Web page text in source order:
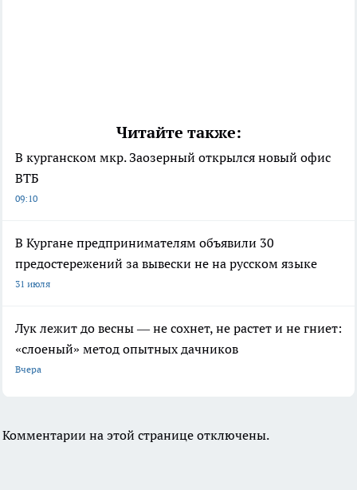
Читайте также:
В курганском мкр. Заозерный открылся новый офис
ВТБ
09:10
В Кургане предпринимателям объявили 30
предостережений за вывески не на русском языке
31 июля
Лук лежит до весны — не сохнет, не растет и не гниет:
«слоеный» метод опытных дачников
Вчера
Комментарии на этой странице отключены.